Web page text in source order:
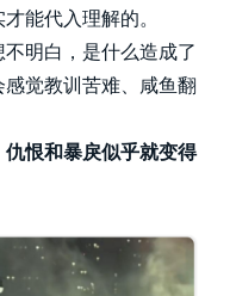
能代入理解的。
明白，是什么造成了
觉教训苦难、咸鱼翻
仇恨和暴戾似乎就变得